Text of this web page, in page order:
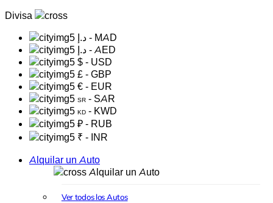
Divisa
د.إ - MAD
د.إ - AED
$ - USD
£ - GBP
€ - EUR
SR - SAR
KD - KWD
₽ - RUB
₹ - INR
Alquilar un Auto
Alquilar un Auto
Ver todos los Autos